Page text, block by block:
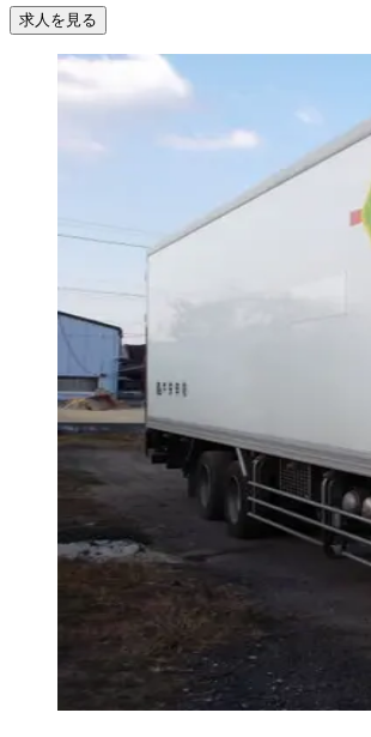
求人を見る